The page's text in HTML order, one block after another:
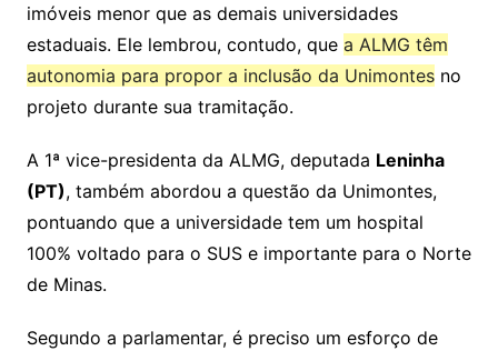
imóveis menor que as demais universidades
estaduais. Ele lembrou, contudo, que a ALMG têm
autonomia para propor a inclusão da Unimontesno
projeto durante sua tramitação.
A 1ª vice-presidenta da ALMG, deputada Leninha
(PT), também abordou a questão da Unimontes,
pontuando que a universidade tem um hospital
100% voltado para o SUS e importante para o Norte
de Minas.
Segundo a parlamentar, é preciso um esforço de